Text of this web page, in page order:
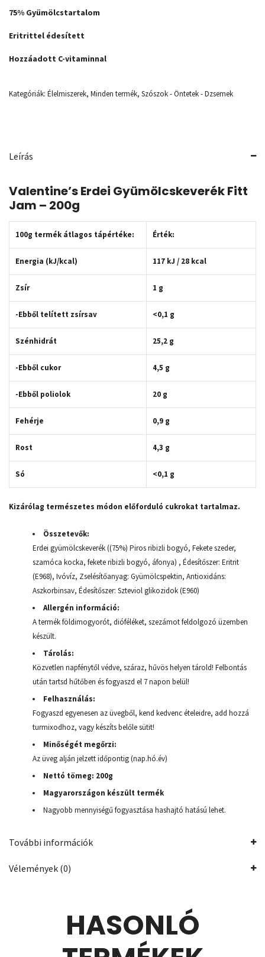
75% Gyümölcstartalom
Eritrittel édesített
Hozzáadott C-vitaminnal
Kategóriák: Élelmiszerek, Minden termék, Szószok - Öntetek - Dzsemek
Leírás
Valentine’s Erdei Gyümölcskeverék Fitt
Jam – 200g
100g termék átlagos tápértéke: Érték:
Energia (kJ/kcal) 117 kJ / 28 kcal
Zsír 1 g
-Ebből telített zsírsav <0,1 g
Szénhidrát 25,2 g
-Ebből cukor 4,5 g
-Ebből poliolok 20 g
Fehérje 0,9 g
Rost 4,3 g
Só <0,1 g
Kizárólag természetes módon előforduló cukrokat tartalmaz.
Összetevők:
Erdei gyümölcskeverék ((75%) Piros ribizli bogyó, Fekete szeder,
szamóca kocka, fekete ribizli bogyó, áfonya) , Édesítőszer: Eritrit
(E968), Ivóvíz, Zselésítőanyag: Gyümölcspektin, Antioxidáns:
Aszkorbinsav, Édesítőszer: Szteviol glikozidok (E960)
Allergén információ:
A termék földimogyorót, dióféléket, szezámot feldolgozó üzemben
készült.
Tárolás:
Közvetlen napfénytől védve, száraz, hűvös helyen tárold! Felbontás
után tartsd hűtőben és fogyaszd el 7 napon belül!
Felhasználás:
Fogyaszd egyenesen az üvegből, kend kedvenc ételeidre, add hozzá
turmixodhoz, vagy készíts belőle sütit!
Minőségét megőrzi:
Az üveg alján jelzett időpontig (nap.hó.év)
Nettó tömeg: 200g
Magyarországon készült termék
Nagyobb mennyiségű fogyasztása hashajtó hatású lehet.
További információk
Vélemények (0)
HASONLÓ